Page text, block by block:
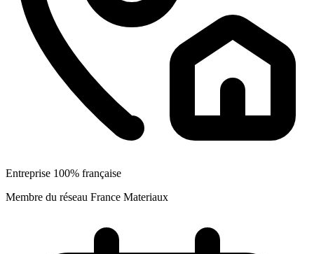
Entreprise 100% française
Membre du réseau France Materiaux